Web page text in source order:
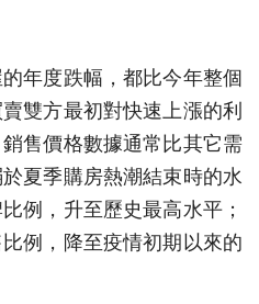
年度跌幅，都比今年整個
雙方最初對快速上漲的利
售價格數據通常比其它需
夏季購房熱潮結束時的水
例，升至歷史最高水平；
例，降至疫情初期以來的